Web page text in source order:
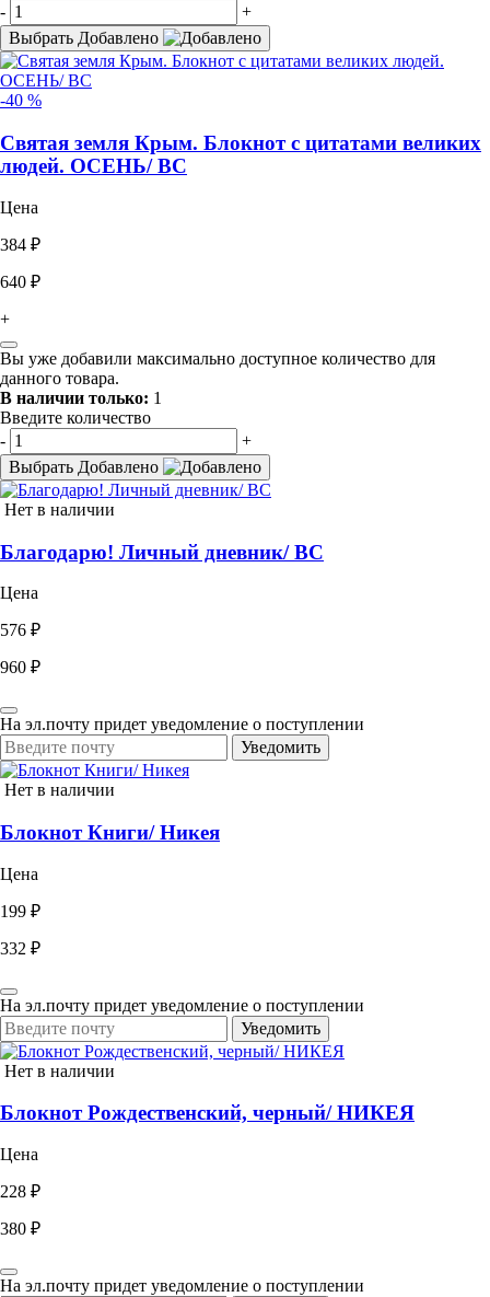
-
+
Выбрать Добавлено
-40 %
Святая земля Крым. Блокнот с цитатами великих
людей. ОСЕНЬ/ ВС
Цена
384 ₽
640 ₽
+
Вы уже добавили максимально доступное количество для
данного товара.
В наличии только: 1
Введите количество
-
+
Выбрать Добавлено
Нет в наличии
Благодарю! Личный дневник/ ВС
Цена
576 ₽
960 ₽
На эл.почту придет уведомление о поступлении
Уведомить
Нет в наличии
Блокнот Книги/ Никея
Цена
199 ₽
332 ₽
На эл.почту придет уведомление о поступлении
Уведомить
Нет в наличии
Блокнот Рождественский, черный/ НИКЕЯ
Цена
228 ₽
380 ₽
На эл.почту придет уведомление о поступлении